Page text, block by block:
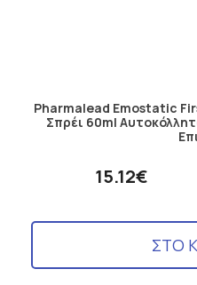
Pharmalead Emostatic
Σπρέι 60ml
15.12€
ΣΤΟ